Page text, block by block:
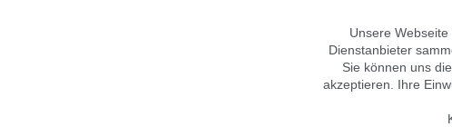
Unsere
Dienstanbieter
Sie können uns
akzeptieren. Ihre